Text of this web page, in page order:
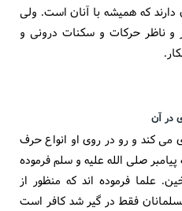
دارند که همیشه با آنان است. ولی
و ناظر حرکات و سکنات درونی و
در آن
می کند و رو در روی او انواع حرف
صلی الله علیه و سلم فرموده
علما فرموده اند که منظور از
فقط در گیر شد کافر است